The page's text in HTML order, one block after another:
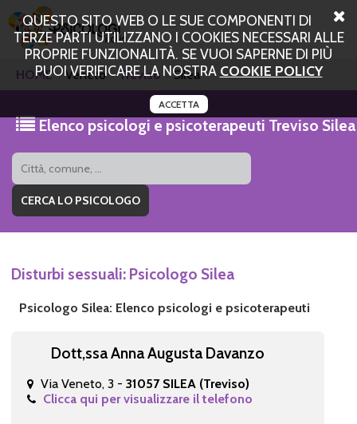
QUESTO SITO WEB O LE SUE COMPONENTI DI
TERZE PARTI UTILIZZANO I COOKIES NECESSARI ALLE
PROPRIE FUNZIONALITÀ. SE VUOI SAPERNE DI PIÙ
PUOI VERIFICARE LA NOSTRA COOKIE POLICY
ACCETTA
HOME Veneto Treviso Silea
Elenco psicologi e psicoterapeuti Treviso Silea
Disturbi sessuali: Psicologo Silea
Psicologo Silea: Elenco psicologi e psicoterapeuti
Dott,ssa Anna Augusta Davanzo
Via Veneto, 3 - 31057 SILEA (Treviso)
Clicca qui per visualizzare il telefono